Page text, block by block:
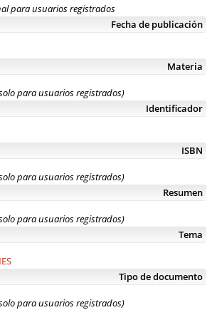
para usuarios registrados
Fecha de publicación
Materia
para usuarios registrados)
Identificador
ISBN
para usuarios registrados)
Resumen
para usuarios registrados)
Tema
Tipo de documento
para usuarios registrados)